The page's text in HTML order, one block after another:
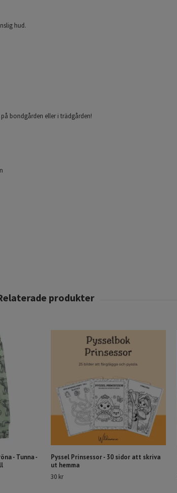
hud.
bondgården eller i trädgården!
- Tunna -
Pyssel Prinsessor - 30 sidor att skriva
ut hemma
30 kr